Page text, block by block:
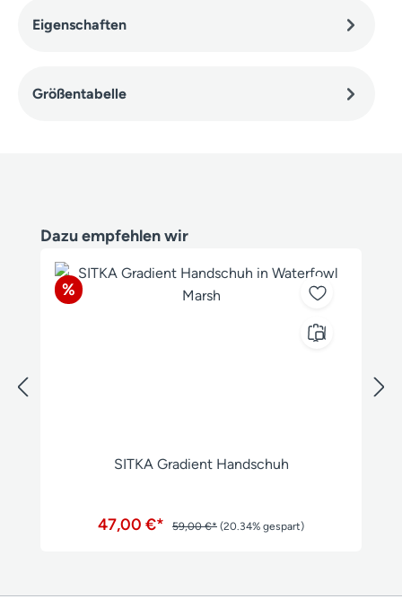
Eigenschaften
Größentabelle
Produktgalerie überspringen
Dazu empfehlen wir
Rabatt
%
SITKA Gradient Handschuh
47,00 €* 59,00 €* (20.34% gespart)